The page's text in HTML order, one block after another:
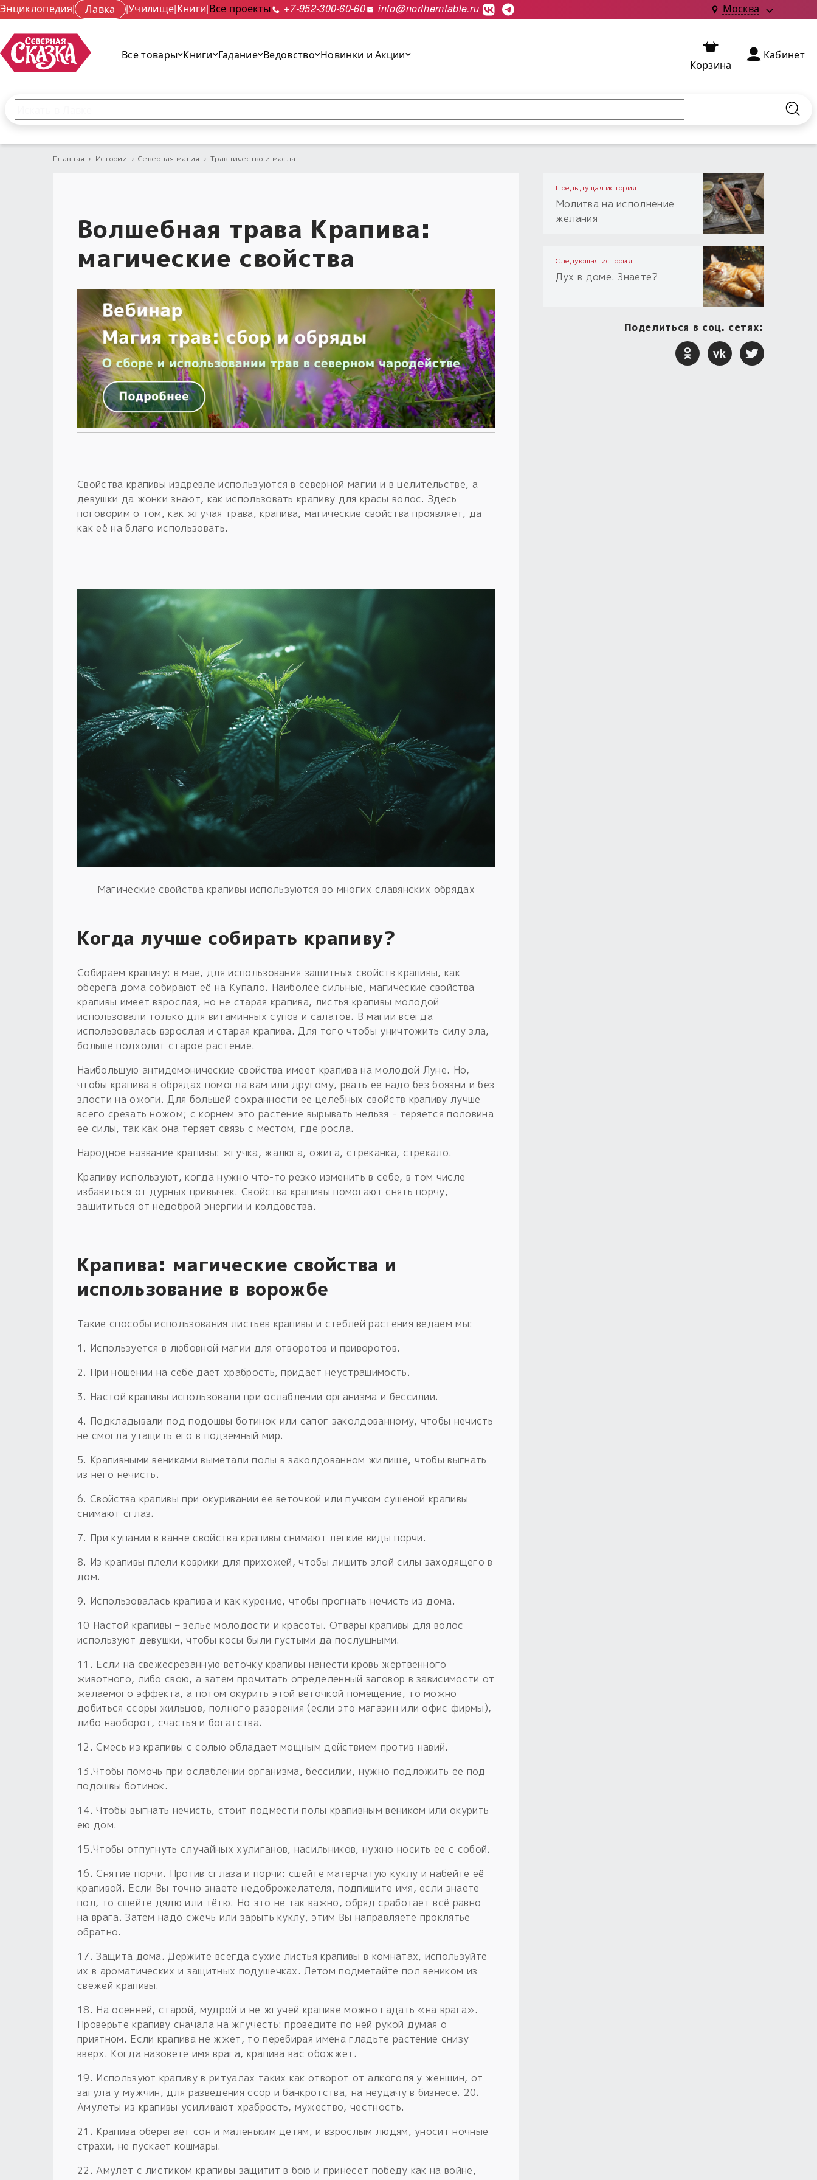
Энциклопедия| Лавка |Училище|Книги|Все проекты +7-952-300-60-60 info@northernfable.ru Москва
Все товары Книги Гадание Ведовство Новинки и Акции
Корзина
Кабинет
Главная › Истории › Северная магия › Травничество и масла
Волшебная трава Крапива:
магические свойства
Свойства крапивы издревле используются в северной магии и в целительстве, а
девушки да жонки знают, как использовать крапиву для красы волос. Здесь
поговорим о том, как жгучая трава, крапива, магические свойства проявляет, да
как её на благо использовать.
Магические свойства крапивы используются во многих славянских обрядах
Когда лучше собирать крапиву?
Собираем крапиву: в мае, для использования защитных свойств крапивы, как
оберега дома собирают её на Купало. Наиболее сильные, магические свойства
крапивы имеет взрослая, но не старая крапива, листья крапивы молодой
использовали только для витаминных супов и салатов. В магии всегда
использовалась взрослая и старая крапива. Для того чтобы уничтожить силу зла,
больше подходит старое растение.
Наибольшую антидемонические свойства имеет крапива на молодой Луне. Но,
чтобы крапива в обрядах помогла вам или другому, рвать ее надо без боязни и без
злости на ожоги. Для большей сохранности ее целебных свойств крапиву лучше
всего срезать ножом; с корнем это растение вырывать нельзя - теряется половина
ее силы, так как она теряет связь с местом, где росла.
Народное название крапивы: жгучка, жалюга, ожига, стреканка, стрекало.
Крапиву используют, когда нужно что-то резко изменить в себе, в том числе
избавиться от дурных привычек. Свойства крапивы помогают снять порчу,
защититься от недоброй энергии и колдовства.
Крапива: магические свойства и
использование в ворожбе
Такие способы использования листьев крапивы и стеблей растения ведаем мы:
1. Используется в любовной магии для отворотов и приворотов.
2. При ношении на себе дает храбрость, придает неустрашимость.
3. Настой крапивы использовали при ослаблении организма и бессилии.
4. Подкладывали под подошвы ботинок или сапог заколдованному, чтобы нечисть
не смогла утащить его в подземный мир.
5. Крапивными вениками выметали полы в заколдованном жилище, чтобы выгнать
из него нечисть.
6. Свойства крапивы при окуривании ее веточкой или пучком сушеной крапивы
снимают сглаз.
7. При купании в ванне свойства крапивы снимают легкие виды порчи.
8. Из крапивы плели коврики для прихожей, чтобы лишить злой силы заходящего в
дом.
9. Использовалась крапива и как курение, чтобы прогнать нечисть из дома.
10 Настой крапивы – зелье молодости и красоты. Отвары крапивы для волос
используют девушки, чтобы косы были густыми да послушными.
11. Если на свежесрезанную веточку крапивы нанести кровь жертвенного
животного, либо свою, а затем прочитать определенный заговор в зависимости от
желаемого эффекта, а потом окурить этой веточкой помещение, то можно
добиться ссоры жильцов, полного разорения (если это магазин или офис фирмы),
либо наоборот, счастья и богатства.
12. Смесь из крапивы с солью обладает мощным действием против навий.
13.Чтобы помочь при ослаблении организма, бессилии, нужно подложить ее под
подошвы ботинок.
14. Чтобы выгнать нечисть, стоит подмести полы крапивным веником или окурить
ею дом.
15.Чтобы отпугнуть случайных хулиганов, насильников, нужно носить ее с собой.
16. Снятие порчи. Против сглаза и порчи: сшейте матерчатую куклу и набейте её
крапивой. Если Вы точно знаете недоброжелателя, подпишите имя, если знаете
пол, то сшейте дядю или тётю. Но это не так важно, обряд сработает всё равно
на врага. Затем надо сжечь или зарыть куклу, этим Вы направляете проклятье
обратно.
17. Защита дома. Держите всегда сухие листья крапивы в комнатах, используйте
их в ароматических и защитных подушечках. Летом подметайте пол веником из
свежей крапивы.
18. На осенней, старой, мудрой и не жгучей крапиве можно гадать «на врага».
Проверьте крапиву сначала на жгучесть: проведите по ней рукой думая о
приятном. Если крапива не жжет, то перебирая имена гладьте растение снизу
вверх. Когда назовете имя врага, крапива вас обожжет.
19. Используют крапиву в ритуалах таких как отворот от алкоголя у женщин, от
загула у мужчин, для разведения ссор и банкротства, на неудачу в бизнесе. 20.
Амулеты из крапивы усиливают храбрость, мужество, честность.
21. Крапива оберегает сон и маленьким детям, и взрослым людям, уносит ночные
страхи, не пускает кошмары.
22. Амулет с листиком крапивы защитит в бою и принесет победу как на войне,
Предыдущая история
Молитва на исполнение
желания
Следующая история
Дух в доме. Знаете?
Поделиться в соц. сетях: